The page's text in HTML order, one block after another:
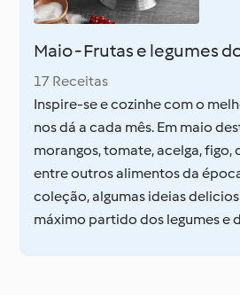
Maio - Frutas e legumes
17 Receitas
Inspire-se e cozinhe com o
nos dá a cada mês. Em maio
morangos, tomate, acelga, figo,
entre outros alimentos da
coleção, algumas ideias
máximo partido dos legumes e